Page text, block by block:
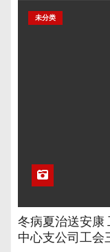
未分类
冬病夏治送安康
中心支公司工会